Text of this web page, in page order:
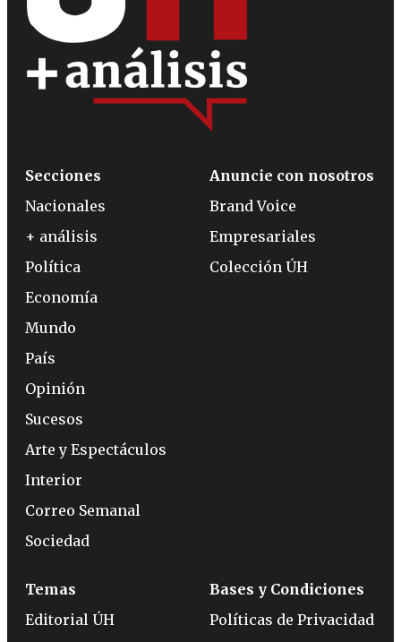
Secciones
Nacionales
+ análisis
Política
Economía
Mundo
País
Opinión
Sucesos
Arte y Espectáculos
Interior
Correo Semanal
Sociedad
Anuncie con nosotros
Brand Voice
Empresariales
Colección ÚH
Temas
Editorial ÚH
Bases y Condiciones
Políticas de Privacidad